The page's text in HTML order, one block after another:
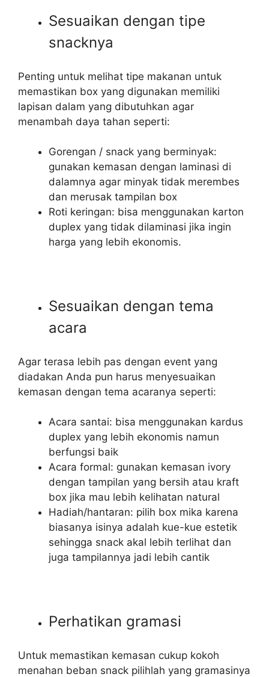
Sesuaikan dengan tipe
snacknya
Penting untuk melihat tipe makanan untuk
memastikan box yang digunakan memiliki
lapisan dalam yang dibutuhkan agar
menambah daya tahan seperti:
Gorengan / snack yang berminyak:
gunakan kemasan dengan laminasi di
dalamnya agar minyak tidak merembes
dan merusak tampilan box
Roti keringan: bisa menggunakan karton
duplex yang tidak dilaminasi jika ingin
harga yang lebih ekonomis.
Sesuaikan dengan tema
acara
Agar terasa lebih pas dengan event yang
diadakan Anda pun harus menyesuaikan
kemasan dengan tema acaranya seperti:
Acara santai: bisa menggunakan kardus
duplex yang lebih ekonomis namun
berfungsi baik
Acara formal: gunakan kemasan ivory
dengan tampilan yang bersih atau kraft
box jika mau lebih kelihatan natural
Hadiah/hantaran: pilih box mika karena
biasanya isinya adalah kue-kue estetik
sehingga snack akal lebih terlihat dan
juga tampilannya jadi lebih cantik
Perhatikan gramasi
Untuk memastikan kemasan cukup kokoh
menahan beban snack pilihlah yang gramasinya